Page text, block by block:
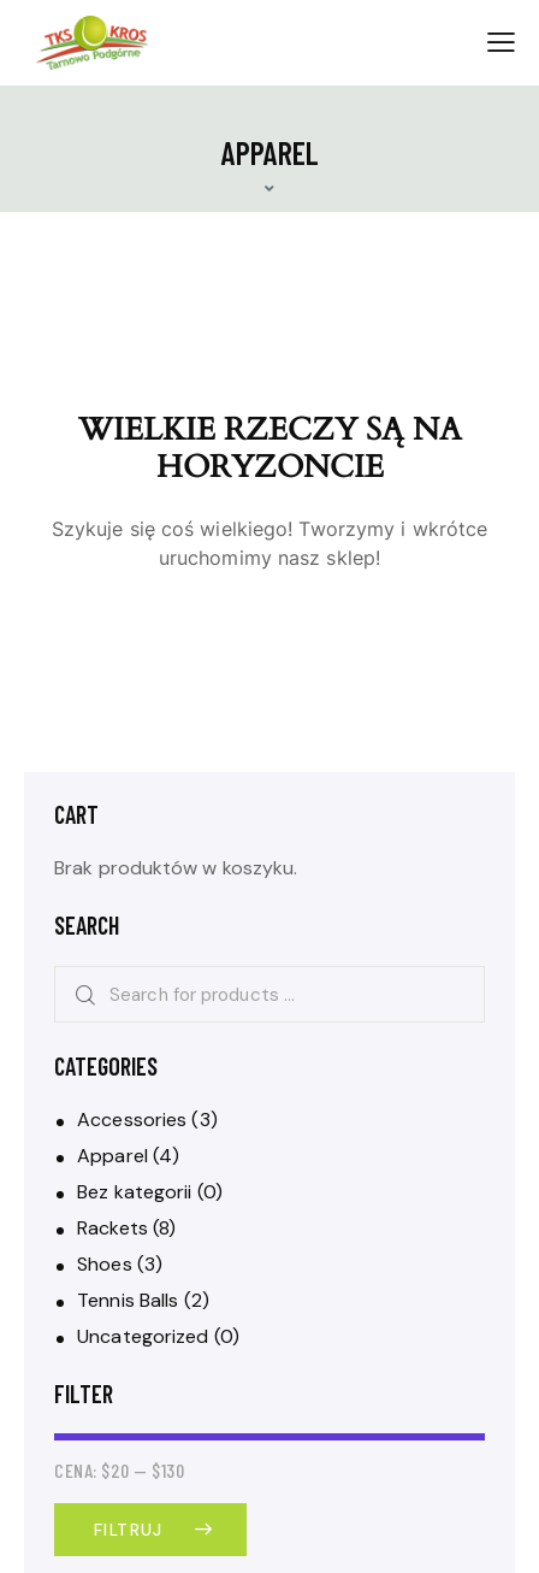
APPAREL
WIELKIE RZECZY SĄ NA
HORYZONCIE
Szykuje się coś wielkiego! Tworzymy i wkrótce
uruchomimy nasz sklep!
CART
Brak produktów w koszyku.
SEARCH
CATEGORIES
Accessories (3)
Apparel (4)
Bez kategorii (0)
Rackets (8)
Shoes (3)
Tennis Balls (2)
Uncategorized (0)
FILTER
FILTRUJ
CENA: $20 — $130